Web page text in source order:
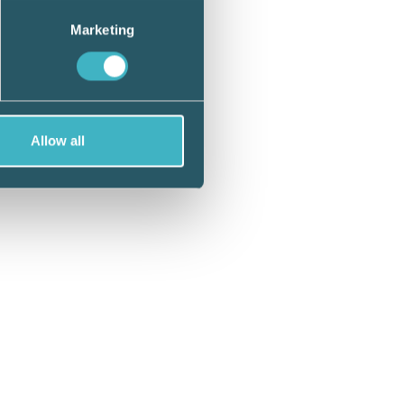
Marketing
Allow all